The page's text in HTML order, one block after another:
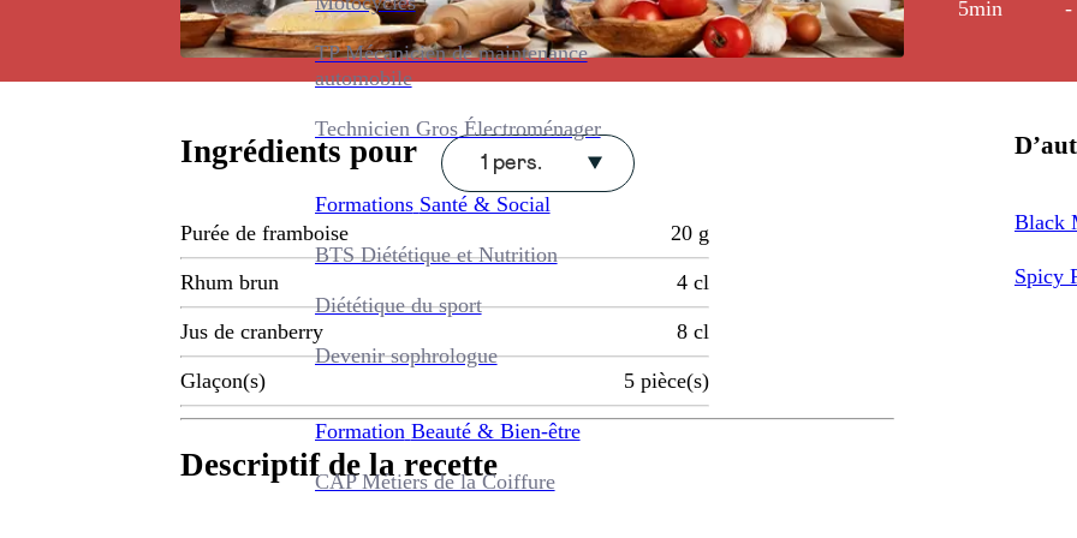
TP Mécanicien de maintenance
automobile
Technicien Gros Électroménager
Formations Santé & Social
BTS Diététique et Nutrition
Diététique du sport
Devenir sophrologue
Formation Beauté & Bien-être
CAP Métiers de la Coiffure
5min -
Ingrédients pour 1 pers.
Purée de framboise 20 g
Rhum brun 4 cl
Jus de cranberry 8 cl
Glaçon(s) 5 pièce(s)
Descriptif de la recette
Black
Spicy